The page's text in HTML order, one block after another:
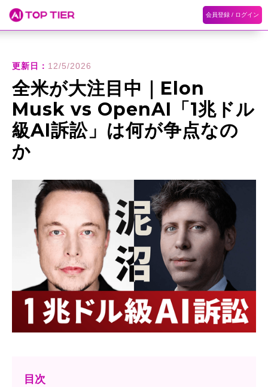
会員登録 / ログイン
更新日： 12/5/2026
全米が大注目中｜Elon
Musk vs OpenAI「1兆ドル
級AI訴訟」は何が争点なの
か
目次
ホーム 記事